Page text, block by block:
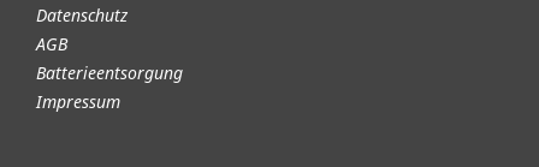
Datenschutz
AGB
Batterieentsorgung
Impressum